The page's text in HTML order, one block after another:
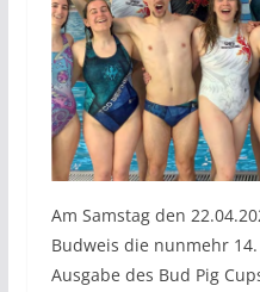
Am Samstag den
Budweis die nunmehr 14.
Ausgabe des Bud Pig